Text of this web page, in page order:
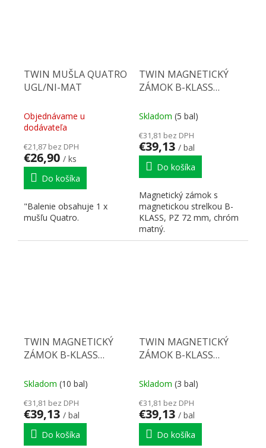
TWIN MUŠLA QUATRO
UGL/NI-MAT
Objednávame u
dodávateľa
€21,87 bez DPH
€26,90 / ks
Do košíka
"Balenie obsahuje 1 x
mušľu Quatro.
TWIN MAGNETICKÝ
ZÁMOK B-KLASS
Skladom (5 bal)
€31,81 bez DPH
€39,13 / bal
Do košíka
Magnetický zámok s
magnetickou strelkou B-
KLASS, PZ 72 mm, chróm
matný.
TWIN MAGNETICKÝ
ZÁMOK B-KLASS
Skladom (10 bal)
€31,81 bez DPH
€39,13 / bal
Do košíka
TWIN MAGNETICKÝ
ZÁMOK B-KLASS
Skladom (3 bal)
€31,81 bez DPH
€39,13 / bal
Do košíka